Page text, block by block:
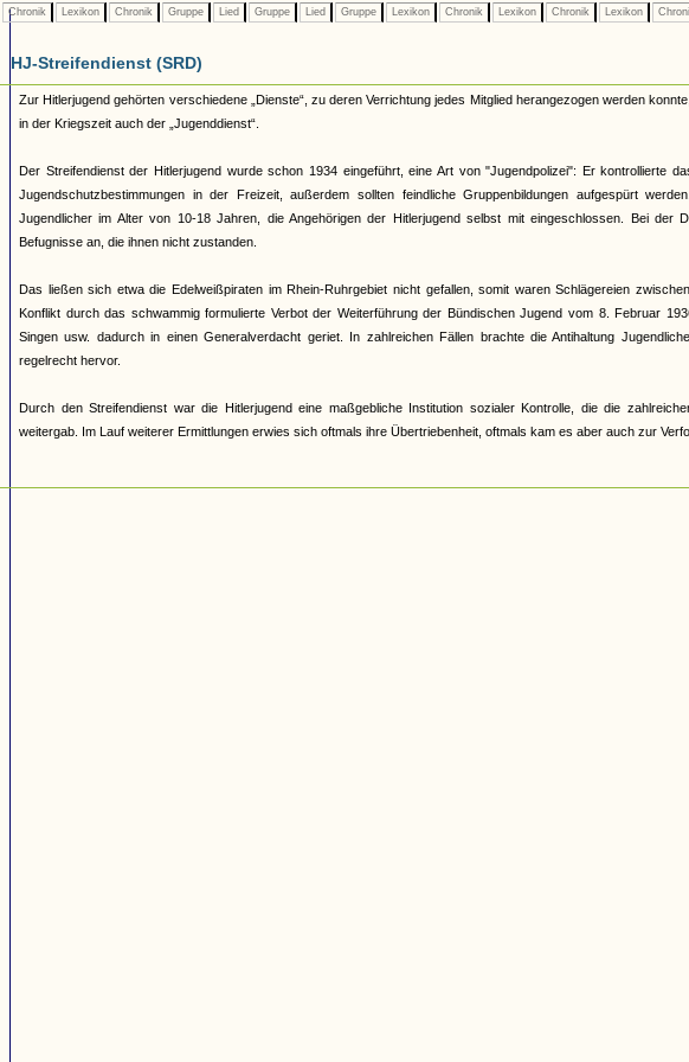
Chronik Lexikon Chronik Gruppe Lied Gruppe Lied Gruppe Lexikon Chronik Lexikon Chronik Lexikon
HJ-Streifendienst (SRD)
Zur Hitlerjugend gehörten verschiedene „Dienste“, zu deren Verrichtung jedes Mitglied herangezogen werden
in der Kriegszeit auch der „Jugenddienst“.
Der Streifendienst der Hitlerjugend wurde schon 1934 eingeführt, eine Art von "Jugendpolizei": Er kontrollierte
Jugendschutzbestimmungen in der Freizeit, außerdem sollten feindliche Gruppenbildungen aufgespürt
Jugendlicher im Alter von 10-18 Jahren, die Angehörigen der Hitlerjugend selbst mit eingeschlossen. Bei der
Befugnisse an, die ihnen nicht zustanden.
Das ließen sich etwa die Edelweißpiraten im Rhein-Ruhrgebiet nicht gefallen, somit waren Schlägereien
Konflikt durch das schwammig formulierte Verbot der Weiterführung der Bündischen Jugend vom 8. Februar
Singen usw. dadurch in einen Generalverdacht geriet. In zahlreichen Fällen brachte die Antihaltung
regelrecht hervor.
Durch den Streifendienst war die Hitlerjugend eine maßgebliche Institution sozialer Kontrolle, die die
weitergab. Im Lauf weiterer Ermittlungen erwies sich oftmals ihre Übertriebenheit, oftmals kam es aber auch zur